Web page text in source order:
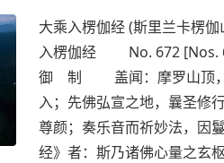
大乘入楞伽经 (斯里兰卡楞
入楞伽经 No. 672
御 制 盖闻：摩罗山顶，
入；先佛弘宣之地，曩圣修
尊颜；奏乐音而祈妙法，因
经》者：斯乃诸佛心量之玄